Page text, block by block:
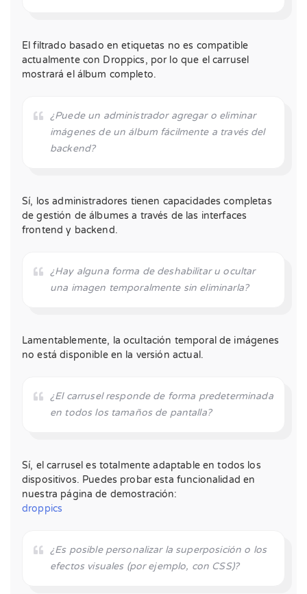
El filtrado basado en etiquetas no es compatible
actualmente con Droppics, por lo que el carrusel
mostrará el álbum completo.
¿Puede un administrador agregar o eliminar
imágenes de un álbum fácilmente a través del
backend?
Sí, los administradores tienen capacidades completas
de gestión de álbumes a través de las interfaces
frontend y backend.
¿Hay alguna forma de deshabilitar u ocultar
una imagen temporalmente sin eliminarla?
Lamentablemente, la ocultación temporal de imágenes
no está disponible en la versión actual.
¿El carrusel responde de forma predeterminada
en todos los tamaños de pantalla?
Sí, el carrusel es totalmente adaptable en todos los
dispositivos. Puedes probar esta funcionalidad en
nuestra página de demostración:
droppics
¿Es posible personalizar la superposición o los
efectos visuales (por ejemplo, con CSS)?